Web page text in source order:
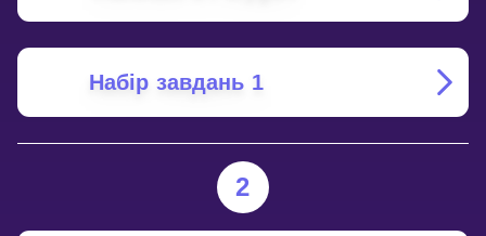
Набір завдань 1
2